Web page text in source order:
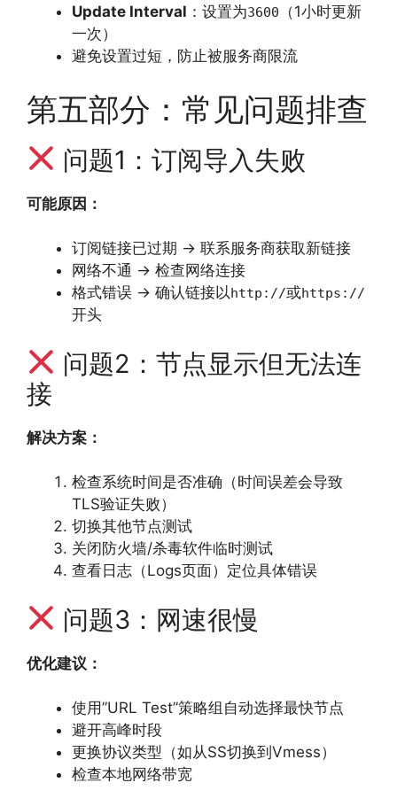
Update Interval ：设置为3600
（1小时更新
一次）
避免设置过短，防止被服务商限流
第五部分：常见问题排查
问题1：订阅导入失败
可能原因：
订阅链接已过期 → 联系服务商获取新链接
网络不通 → 检查网络连接
格式错误 → 确认链接以http://或https://
开头
问题2：节点显示但无法连
接
解决方案：
检查系统时间是否准确（时间误差会导致
TLS验证失败）
切换其他节点测试
关闭防火墙/杀毒软件临时测试
查看日志（Logs页面）定位具体错误
问题3：网速很慢
优化建议：
使用”URL Test”策略组自动选择最快节点
避开高峰时段
更换协议类型（如从SS切换到Vmess）
检查本地网络带宽